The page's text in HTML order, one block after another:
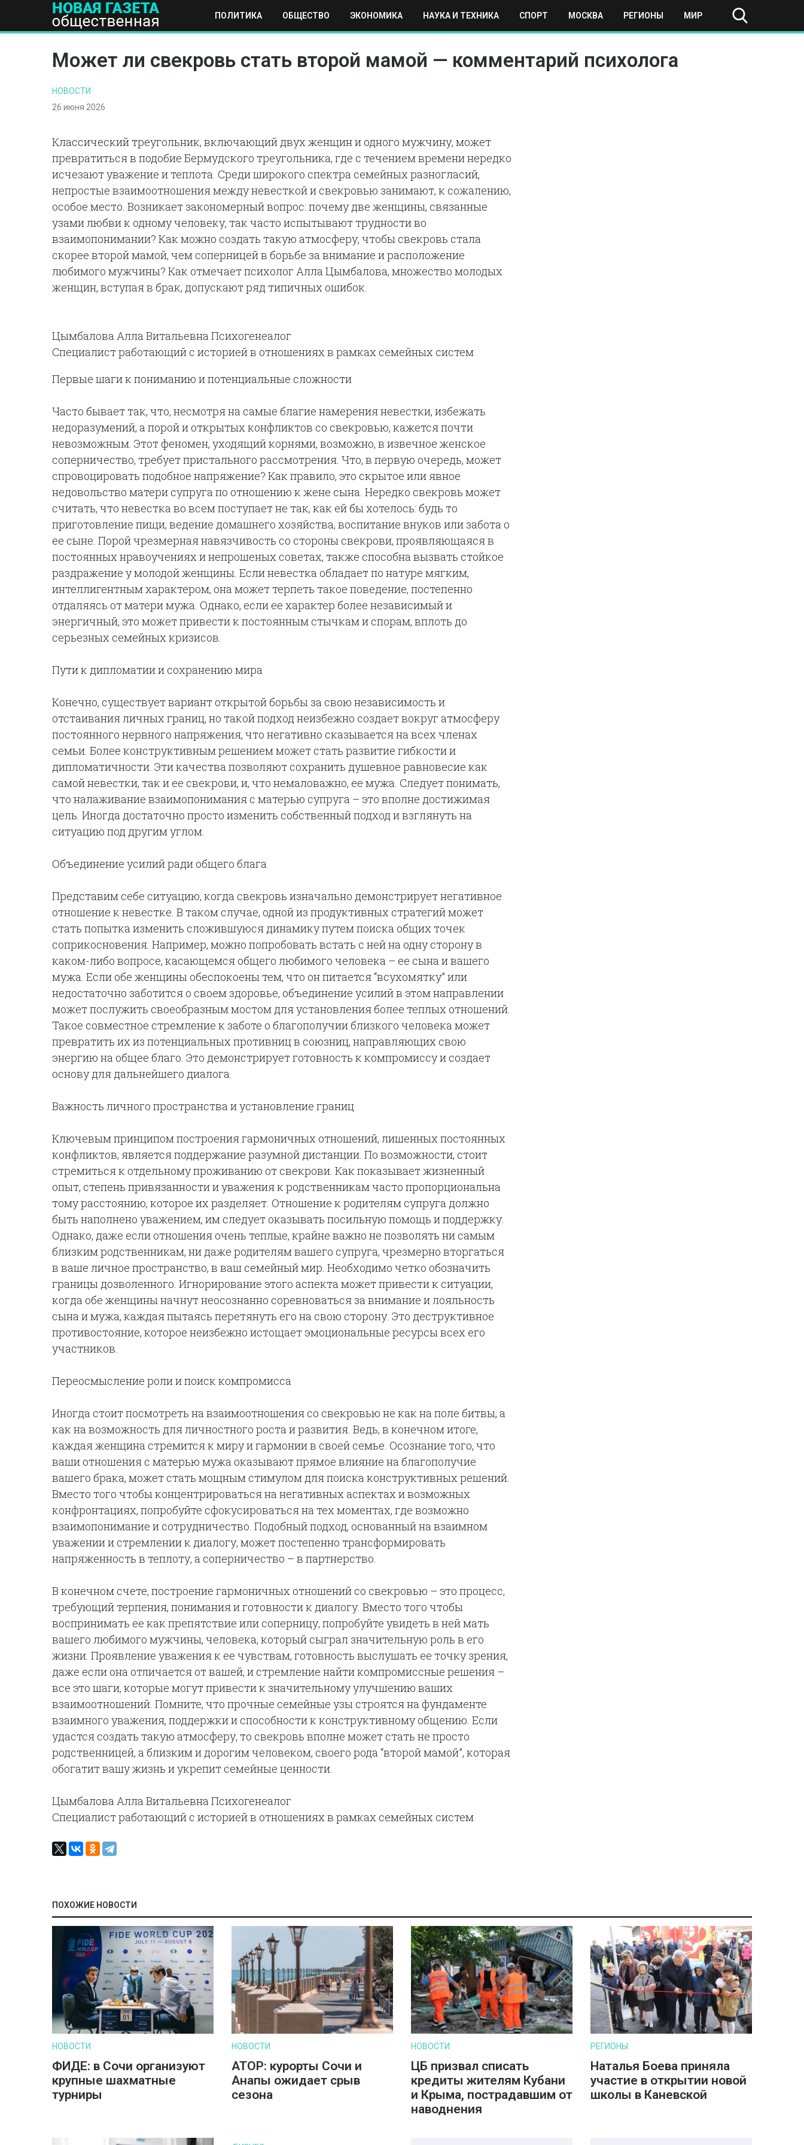
ПОЛИТИКА ОБЩЕСТВО ЭКОНОМИКА НАУКА И ТЕХНИКА СПОРТ МОСКВА РЕГИОНЫ МИР
ПОЛИТИКА ОБЩЕСТВО ЭКОНОМИКА НАУКА И ТЕХНИКА СПОРТ МОСКВА РЕГИОНЫ МИР
Может ли свекровь стать второй мамой — комментарий психолога
НОВОСТИ
26 июня 2026
Классический треугольник, включающий двух женщин и одного мужчину, может
превратиться в подобие Бермудского треугольника, где с течением времени нередко
исчезают уважение и теплота. Среди широкого спектра семейных разногласий,
непростые взаимоотношения между невесткой и свекровью занимают, к сожалению,
особое место. Возникает закономерный вопрос: почему две женщины, связанные
узами любви к одному человеку, так часто испытывают трудности во
взаимопонимании? Как можно создать такую атмосферу, чтобы свекровь стала
скорее второй мамой, чем соперницей в борьбе за внимание и расположение
любимого мужчины? Как отмечает психолог Алла Цымбалова, множество молодых
женщин, вступая в брак, допускают ряд типичных ошибок.
Цымбалова Алла Витальевна Психогенеалог
Специалист работающий с историей в отношениях в рамках семейных систем
Первые шаги к пониманию и потенциальные сложности
Часто бывает так, что, несмотря на самые благие намерения невестки, избежать
недоразумений, а порой и открытых конфликтов со свекровью, кажется почти
невозможным. Этот феномен, уходящий корнями, возможно, в извечное женское
соперничество, требует пристального рассмотрения. Что, в первую очередь, может
спровоцировать подобное напряжение? Как правило, это скрытое или явное
недовольство матери супруга по отношению к жене сына. Нередко свекровь может
считать, что невестка во всем поступает не так, как ей бы хотелось: будь то
приготовление пищи, ведение домашнего хозяйства, воспитание внуков или забота о
ее сыне. Порой чрезмерная навязчивость со стороны свекрови, проявляющаяся в
постоянных нравоучениях и непрошеных советах, также способна вызвать стойкое
раздражение у молодой женщины. Если невестка обладает по натуре мягким,
интеллигентным характером, она может терпеть такое поведение, постепенно
отдаляясь от матери мужа. Однако, если ее характер более независимый и
энергичный, это может привести к постоянным стычкам и спорам, вплоть до
серьезных семейных кризисов.
Пути к дипломатии и сохранению мира
Конечно, существует вариант открытой борьбы за свою независимость и
отстаивания личных границ, но такой подход неизбежно создает вокруг атмосферу
постоянного нервного напряжения, что негативно сказывается на всех членах
семьи. Более конструктивным решением может стать развитие гибкости и
дипломатичности. Эти качества позволяют сохранить душевное равновесие как
самой невестки, так и ее свекрови, и, что немаловажно, ее мужа. Следует понимать,
что налаживание взаимопонимания с матерью супруга – это вполне достижимая
цель. Иногда достаточно просто изменить собственный подход и взглянуть на
ситуацию под другим углом.
Объединение усилий ради общего блага
Представим себе ситуацию, когда свекровь изначально демонстрирует негативное
отношение к невестке. В таком случае, одной из продуктивных стратегий может
стать попытка изменить сложившуюся динамику путем поиска общих точек
соприкосновения. Например, можно попробовать встать с ней на одну сторону в
каком-либо вопросе, касающемся общего любимого человека – ее сына и вашего
мужа. Если обе женщины обеспокоены тем, что он питается “всухомятку” или
недостаточно заботится о своем здоровье, объединение усилий в этом направлении
может послужить своеобразным мостом для установления более теплых отношений.
Такое совместное стремление к заботе о благополучии близкого человека может
превратить их из потенциальных противниц в союзниц, направляющих свою
энергию на общее благо. Это демонстрирует готовность к компромиссу и создает
основу для дальнейшего диалога.
Важность личного пространства и установление границ
Ключевым принципом построения гармоничных отношений, лишенных постоянных
конфликтов, является поддержание разумной дистанции. По возможности, стоит
стремиться к отдельному проживанию от свекрови. Как показывает жизненный
опыт, степень привязанности и уважения к родственникам часто пропорциональна
тому расстоянию, которое их разделяет. Отношение к родителям супруга должно
быть наполнено уважением, им следует оказывать посильную помощь и поддержку.
Однако, даже если отношения очень теплые, крайне важно не позволять ни самым
близким родственникам, ни даже родителям вашего супруга, чрезмерно вторгаться
в ваше личное пространство, в ваш семейный мир. Необходимо четко обозначить
границы дозволенного. Игнорирование этого аспекта может привести к ситуации,
когда обе женщины начнут неосознанно соревноваться за внимание и лояльность
сына и мужа, каждая пытаясь перетянуть его на свою сторону. Это деструктивное
противостояние, которое неизбежно истощает эмоциональные ресурсы всех его
участников.
Переосмысление роли и поиск компромисса
Иногда стоит посмотреть на взаимоотношения со свекровью не как на поле битвы, а
как на возможность для личностного роста и развития. Ведь, в конечном итоге,
каждая женщина стремится к миру и гармонии в своей семье. Осознание того, что
ваши отношения с матерью мужа оказывают прямое влияние на благополучие
вашего брака, может стать мощным стимулом для поиска конструктивных решений.
Вместо того чтобы концентрироваться на негативных аспектах и возможных
конфронтациях, попробуйте сфокусироваться на тех моментах, где возможно
взаимопонимание и сотрудничество. Подобный подход, основанный на взаимном
уважении и стремлении к диалогу, может постепенно трансформировать
напряженность в теплоту, а соперничество – в партнерство.
В конечном счете, построение гармоничных отношений со свекровью – это процесс,
требующий терпения, понимания и готовности к диалогу. Вместо того чтобы
воспринимать ее как препятствие или соперницу, попробуйте увидеть в ней мать
вашего любимого мужчины, человека, который сыграл значительную роль в его
жизни. Проявление уважения к ее чувствам, готовность выслушать ее точку зрения,
даже если она отличается от вашей, и стремление найти компромиссные решения –
все это шаги, которые могут привести к значительному улучшению ваших
взаимоотношений. Помните, что прочные семейные узы строятся на фундаменте
взаимного уважения, поддержки и способности к конструктивному общению. Если
удастся создать такую атмосферу, то свекровь вполне может стать не просто
родственницей, а близким и дорогим человеком, своего рода “второй мамой”, которая
обогатит вашу жизнь и укрепит семейные ценности.
Цымбалова Алла Витальевна Психогенеалог
Специалист работающий с историей в отношениях в рамках семейных систем
ПОХОЖИЕ НОВОСТИ
НОВОСТИ
ФИДЕ: в Сочи организуют
крупные шахматные
турниры
НОВОСТИ
АТОР: курорты Сочи и
Анапы ожидает срыв
сезона
НОВОСТИ
ЦБ призвал списать
кредиты жителям Кубани
и Крыма, пострадавшим от
наводнения
РЕГИОНЫ
Наталья Боева приняла
участие в открытии новой
школы в Каневской